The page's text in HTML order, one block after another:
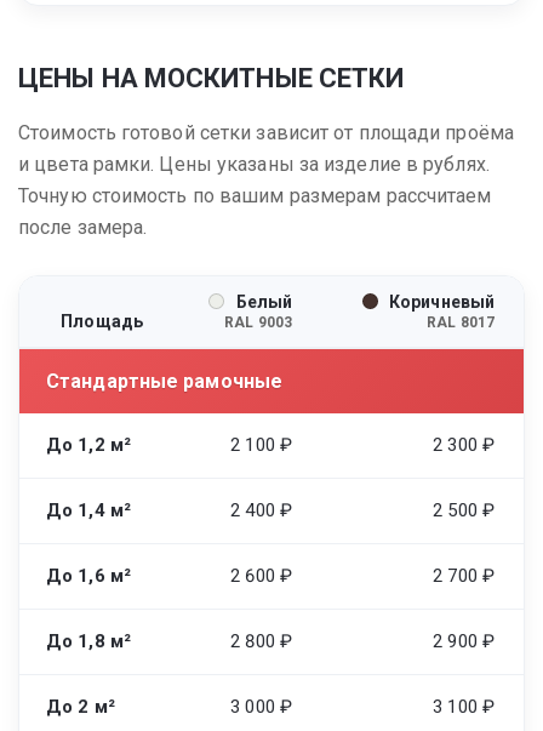
ЦЕНЫ НА МОСКИТНЫЕ СЕТКИ
Стоимость готовой сетки зависит от площади проёма
и цвета рамки. Цены указаны за изделие в рублях.
Точную стоимость по вашим размерам рассчитаем
после замера.
Площадь
Белый
RAL 9003
Коричневый
RAL 8017
Стандартные рамочные
До 1,2 м² 2 100 ₽ 2 300 ₽
До 1,4 м² 2 400 ₽ 2 500 ₽
До 1,6 м² 2 600 ₽ 2 700 ₽
До 1,8 м² 2 800 ₽ 2 900 ₽
До 2 м² 3 000 ₽ 3 100 ₽